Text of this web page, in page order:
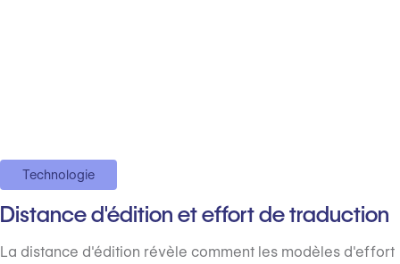
Technologie
Distance d'édition et effort de traduction
La distance d'édition révèle comment les modèles d'effort